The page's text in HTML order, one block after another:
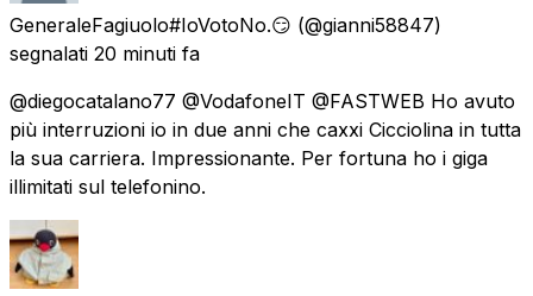
GeneraleFagiuolo#IoVotoNo.😏 (@gianni58847)
segnalati 20 minuti fa
@diegocatalano77 @VodafoneIT @FASTWEB Ho avuto
più interruzioni io in due anni che caxxi Cicciolina in tutta
la sua carriera. Impressionante. Per fortuna ho i giga
illimitati sul telefonino.